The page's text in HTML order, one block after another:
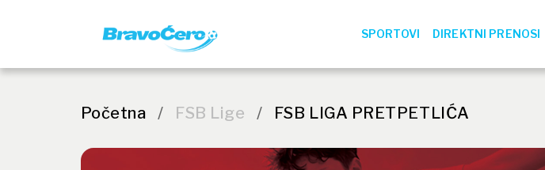
SPORTOVI DIREKTNI PRENOSI
Početna / FSB Lige / FSB LIGA PRETPETLIĆA